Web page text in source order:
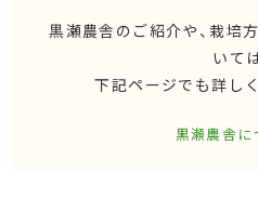
黒瀬農舎のご紹介や、栽培
いては
下記ページでも詳し
黒瀬農舎に